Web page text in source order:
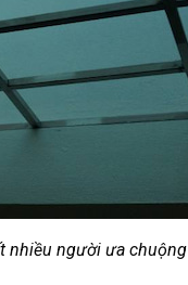
nhiều người ưa chuộng